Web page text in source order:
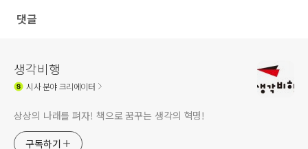
댓글
생각비행
시사분야 크리에이터
상상의 나래를 펴자! 책으로 꿈꾸는 생각의 혁명!
구독하기